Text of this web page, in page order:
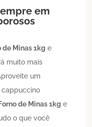
em
de Minas 1kg e
muito mais
um
cappuccino
Forno de Minas 1kg e
o que você